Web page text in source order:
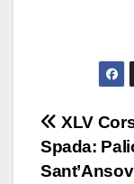
XLV
Spada: